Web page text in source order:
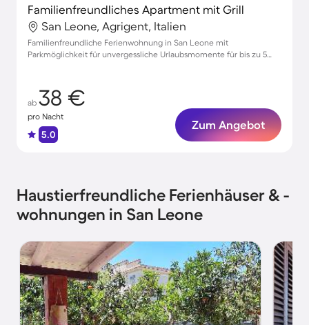
Familienfreundliches Apartment mit Grill
San Leone, Agrigent, Italien
Familienfreundliche Ferienwohnung in San Leone mit
Parkmöglichkeit für unvergessliche Urlaubsmomente für bis zu 5
ab 38 €
pro Nacht
5.0
Zum Angebot
Haustierfreundliche Ferienhäuser & -
wohnungen in San Leone